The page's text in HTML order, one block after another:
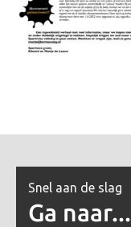
Snel aan de slag
Ga naar...